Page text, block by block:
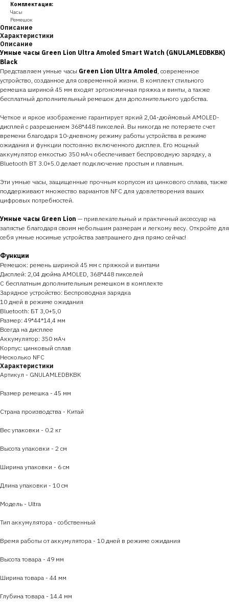
Комплектация:
Часы
Ремешок
Описание
Характеристики
Описание
Умные часы Green Lion Ultra Amoled Smart Watch (GNULAMLEDBKBK)
Black
Представляем умные часы Green Lion Ultra Amoled , современное
устройство, созданное для современной жизни. В комплект стильного
ремешка шириной 45 мм входят эргономичная пряжка и винты, а также
бесплатный дополнительный ремешок для дополнительного удобства.
Четкое и яркое изображение гарантирует яркий 2,04-дюймовый AMOLED-
дисплей с разрешением 368*448 пикселей. Вы никогда не потеряете счет
времени благодаря 10-дневному режиму работы устройства в режиме
ожидания и функции постоянно включенного дисплея. Его мощный
аккумулятор емкостью 350 мАч обеспечивает беспроводную зарядку, а
Bluetooth BT 3.0+5.0 делает подключение простым и плавным.
Эти умные часы, защищенные прочным корпусом из цинкового сплава, также
поддерживают множество вариантов NFC для удовлетворения ваших
цифровых потребностей.
Умные часы Green Lion — привлекательный и практичный аксессуар на
запястье благодаря своим небольшим размерам и легкому весу. Откройте для
себя умные носимые устройства завтрашнего дня прямо сейчас!
Функции
Ремешок: ремень шириной 45 мм с пряжкой и винтами
Дисплей: 2,04 дюйма AMOLED, 368*448 пикселей
С бесплатным дополнительным ремешком в комплекте
Зарядное устройство: Беспроводная зарядка
10 дней в режиме ожидания
Bluetooth: БТ 3,0+5,0
Размер: 49*44*14,4 мм
Всегда на дисплее
Аккумулятор: 350 мАч
Корпус: цинковый сплав
Несколько NFC
Характеристики
Артикул - GNULAMLEDBKBK
Размер ремешка - 45 мм
Страна производства - Китай
Вес упаковки - 0.2 кг
Высота упаковки - 2 см
Ширина упаковки - 6 см
Длина упаковки - 10 см
Модель - Ultra
Тип аккумулятора - собственный
Время работы от аккумулятора - 10 дней в режиме ожидания
Высота товара - 49 мм
Ширина товара - 44 мм
Глубина товара - 14.4 мм